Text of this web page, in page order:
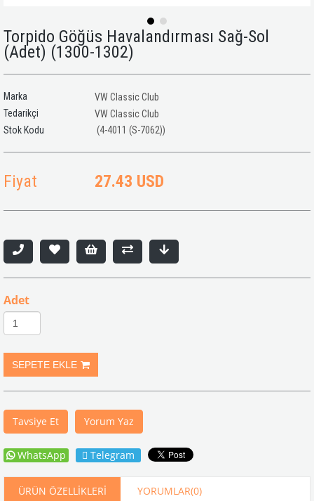
Torpido Göğüs Havalandırması Sağ-Sol
(Adet) (1300-1302)
Marka
VW Classic Club
Tedarikçi
VW Classic Club
(4-4011 (S-7062))
Fiyat 27.43 USD
Adet
Tavsiye Et Yorum Yaz
WhatsApp Telegram
ÜRÜN ÖZELLIKLERI YORUMLAR(0)